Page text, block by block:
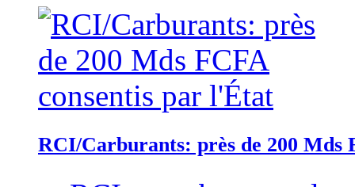
RCI/Carburants: près de 200 Mds